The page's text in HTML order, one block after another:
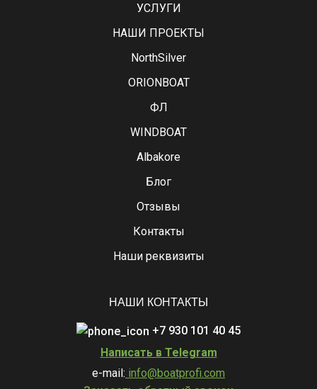
УСЛУГИ
НАШИ ПРОЕКТЫ
NorthSilver
ORIONBOAT
ФЛ
WINDBOAT
Albakore
Блог
Отзывы
Контакты
Наши реквизиты
НАШИ КОНТАКТЫ
+7 930 101 40 45
Написать в Telegram
e-mail: info@boatprofi.com